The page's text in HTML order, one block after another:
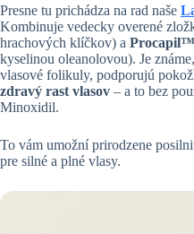
Presne tu prichádza na rad naše
Kombinuje vedecky overené
hrachových klíčkov) a Procapil™
kyselinou oleanolovou). Je
vlasové folikuly, podporujú
zdravý rast vlasov – a to bez
Minoxidil.
To vám umožní prirodzene
pre silné a plné vlasy.